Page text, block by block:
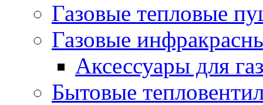
Газовые тепловые
Газовые
Аксессуары для
Бытовые